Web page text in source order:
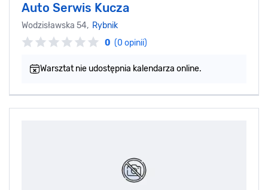
Auto Serwis Kucza
Wodzisławska 54, Rybnik
0 (0 opinii)
Warsztat nie udostępnia kalendarza online.